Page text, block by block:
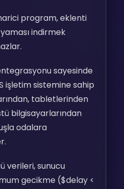
program, eklenti
indirmek
sayesinde
işletim sistemine sahip
tabletlerinden
bilgisayarlarından
odalara
verileri, sunucu
gecikme ($delay <